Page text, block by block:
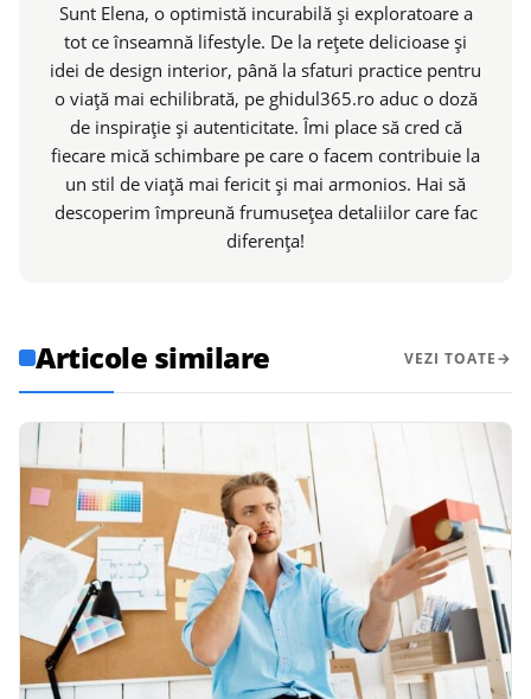
Sunt Elena, o optimistă incurabilă și exploratoare a
tot ce înseamnă lifestyle. De la rețete delicioase și
idei de design interior, până la sfaturi practice pentru
o viață mai echilibrată, pe ghidul365.ro aduc o doză
de inspirație și autenticitate. Îmi place să cred că
fiecare mică schimbare pe care o facem contribuie la
un stil de viață mai fericit și mai armonios. Hai să
descoperim împreună frumusețea detaliilor care fac
diferența!
Articole similare VEZI TOATE